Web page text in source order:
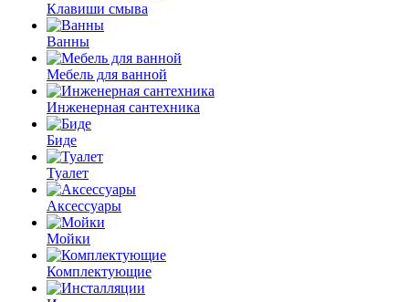
Клавиши смыва
Ванны
Мебель для ванной
Инженерная сантехника
Биде
Туалет
Аксессуары
Мойки
Комплектующие